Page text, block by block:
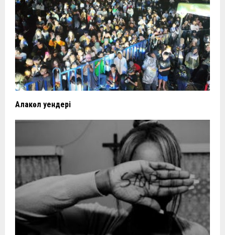
Алакөл әуендері